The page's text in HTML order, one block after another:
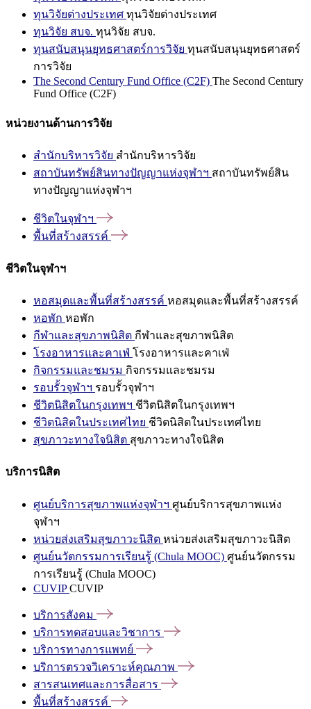
ทุนวิจัยต่างประเทศ ทุนวิจัยต่างประเทศ
ทุนวิจัย สบจ. ทุนวิจัย สบจ.
ทุนสนับสนุนยุทธศาสตร์การวิจัย ทุนสนับสนุนยุทธศาสตร์
การวิจัย
The Second Century Fund Office (C2F) The Second Century
Fund Office (C2F)
หน่วยงานด้านการวิจัย
สำนักบริหารวิจัย สำนักบริหารวิจัย
สถาบันทรัพย์สินทางปัญญาแห่งจุฬาฯ สถาบันทรัพย์สิน
ทางปัญญาแห่งจุฬาฯ
ชีวิตในจุฬาฯ
พื้นที่สร้างสรรค์
ชีวิตในจุฬาฯ
หอสมุดและพื้นที่สร้างสรรค์ หอสมุดและพื้นที่สร้างสรรค์
หอพัก หอพัก
กีฬาและสุขภาพนิสิต กีฬาและสุขภาพนิสิต
โรงอาหารและคาเฟ่ โรงอาหารและคาเฟ่
กิจกรรมและชมรม กิจกรรมและชมรม
รอบรั้วจุฬาฯ รอบรั้วจุฬาฯ
ชีวิตนิสิตในกรุงเทพฯ ชีวิตนิสิตในกรุงเทพฯ
ชีวิตนิสิตในประเทศไทย ชีวิตนิสิตในประเทศไทย
สุขภาวะทางใจนิสิต สุขภาวะทางใจนิสิต
บริการนิสิต
ศูนย์บริการสุขภาพแห่งจุฬาฯ ศูนย์บริการสุขภาพแห่ง
จุฬาฯ
หน่วยส่งเสริมสุขภาวะนิสิต หน่วยส่งเสริมสุขภาวะนิสิต
ศูนย์นวัตกรรมการเรียนรู้ (Chula MOOC) ศูนย์นวัตกรรม
การเรียนรู้ (Chula MOOC)
CUVIPCUVIP
บริการสังคม
บริการทดสอบและวิชาการ
บริการทางการแพทย์
บริการตรวจวิเคราะห์คุณภาพ
สารสนเทศและการสื่อสาร
พื้นที่สร้างสรรค์